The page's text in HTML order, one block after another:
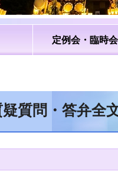
定例会・臨時会
質問・答弁全